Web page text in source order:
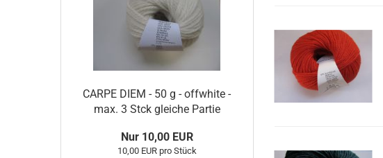
CARPE DIEM - 50 g - offwhite -
max. 3 Stck gleiche Partie
Nur 10,00 EUR
10,00 EUR pro Stück